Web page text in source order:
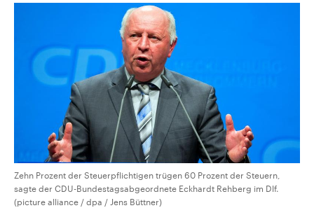
Zehn Prozent der Steuerpflichtigen trügen 60 Prozent der Steuern,
sagte der CDU-Bundestagsabgeordnete Eckhardt Rehberg im Dlf.
(picture alliance / dpa / Jens Büttner)